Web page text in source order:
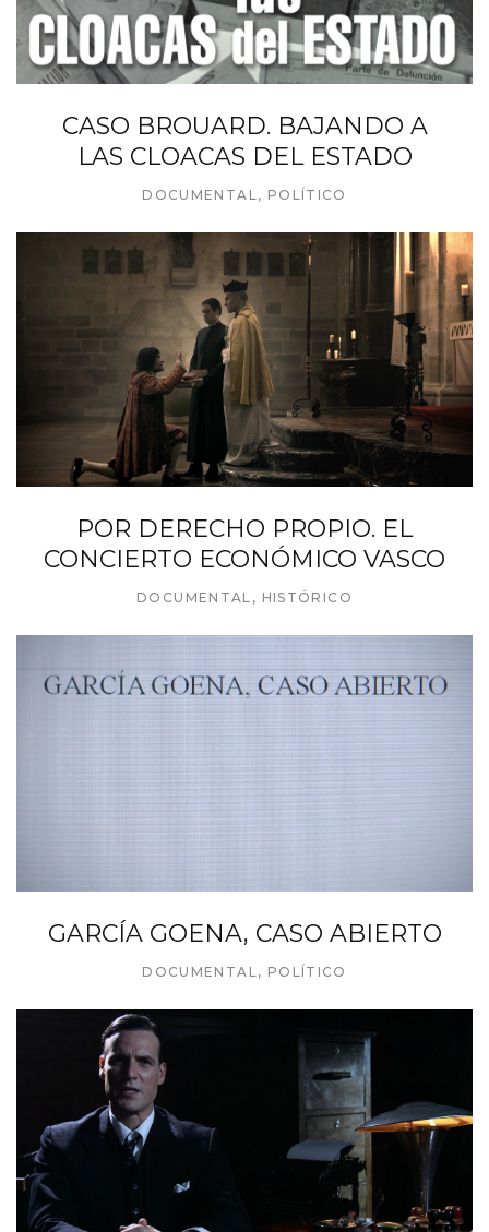
CASO BROUARD. BAJANDO A
LAS CLOACAS DEL ESTADO
DOCUMENTAL, POLÍTICO
POR DERECHO PROPIO. EL
CONCIERTO ECONÓMICO VASCO
DOCUMENTAL , HISTÓRICO
GARCÍA GOENA, CASO ABIERTO
DOCUMENTAL, POLÍTICO